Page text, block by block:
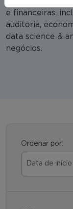
e financeiras,
auditoria,
data science &
negócios.
Ordenar por: